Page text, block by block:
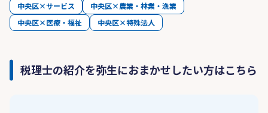
中央区×サービス
中央区×農業・林業・漁業
中央区×医療・福祉
中央区×特殊法人
税理士の紹介を弥生におまかせしたい方はこちら